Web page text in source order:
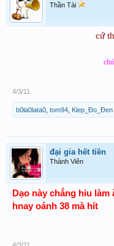
Thần Tài
cứ
4/3/11
b0la0lata0 tom94 Kiep_Đo_Đen
đại gia hết tiền
Thành Viên
Dạo này chẳng hỉu làm
hnay oánh 38 mà hít